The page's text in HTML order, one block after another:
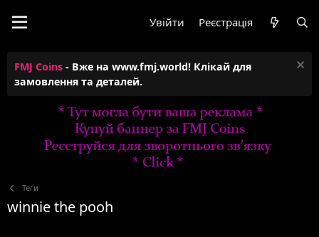
Увійти Реєстрація
FMJ Coins - Вже на www.fmj.world! Клікай для
замовлення та деталей.
Теги
winnie the pooh